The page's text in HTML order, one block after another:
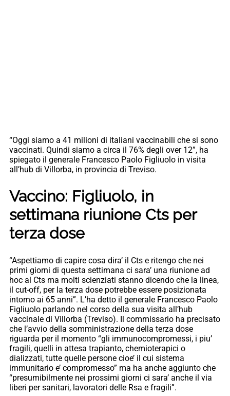
“Oggi siamo a 41 milioni di italiani vaccinabili che si sono
vaccinati. Quindi siamo a circa il 76% degli over 12”, ha
spiegato il generale Francesco Paolo Figliuolo in visita
all’hub di Villorba, in provincia di Treviso.
Vaccino: Figliuolo, in
settimana riunione Cts per
terza dose
“Aspettiamo di capire cosa dira’ il Cts e ritengo che nei
primi giorni di questa settimana ci sara’ una riunione ad
hoc al Cts ma molti scienziati stanno dicendo che la linea,
il cut-off, per la terza dose potrebbe essere posizionata
intorno ai 65 anni”. L’ha detto il generale Francesco Paolo
Figliuolo parlando nel corso della sua visita all’hub
vaccinale di Villorba (Treviso). Il commissario ha precisato
che l’avvio della somministrazione della terza dose
riguarda per il momento “gli immunocompromessi, i piu’
fragili, quelli in attesa trapianto, chemioterapici o
dializzati, tutte quelle persone cioe’ il cui sistema
immunitario e’ compromesso” ma ha anche aggiunto che
“presumibilmente nei prossimi giorni ci sara’ anche il via
liberi per sanitari, lavoratori delle Rsa e fragili”.